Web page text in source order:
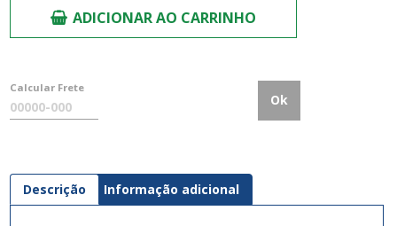
ADICIONAR AO CARRINHO
Calcular Frete
Ok
Descrição Informação adicional